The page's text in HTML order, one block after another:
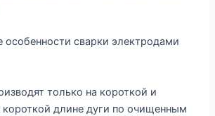
особенности сварки электродами
только на короткой и
короткой длине дуги по очищенным